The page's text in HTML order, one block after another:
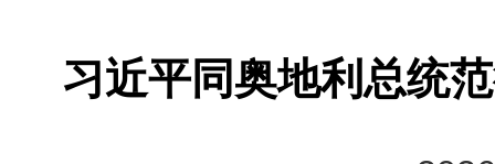
习近平同奥地利总统